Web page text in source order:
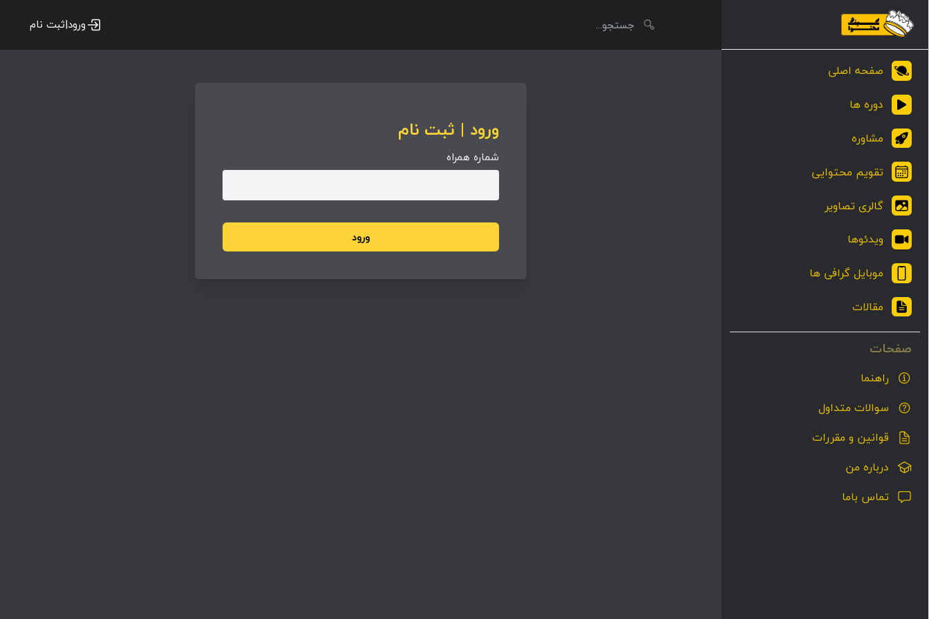
ورود|ثبت نام
ورود | ثبت نام
شماره همراه
ورود
صفحه اصلی
دوره ها
مشاوره
تقویم محتوایی
گالری تصاویر
ویدئوها
موبایل گرافی ها
مقالات
راهنما
سوالات متداول
قوانین و مقررات
درباره من
تماس باما